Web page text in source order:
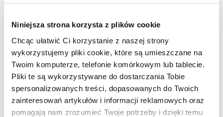
Niniejsza strona korzysta z plików cookie
Chcąc ułatwić Ci korzystanie z naszej strony
wykorzystujemy pliki cookie, które są umieszczane na
Twoim komputerze, telefonie komórkowym lub tablecie.
Pliki te są wykorzystywane do dostarczania Tobie
spersonalizowanych treści, dopasowanych do Twoich
zainteresowań artykułów i informacji reklamowych oraz
pomagają nam zrozumieć Twoje potrzeby i dzięki temu
MAREK DERYŁO - AUTOR ARTYKUŁU - PROFIL
Dziennikarz
Dziennikarz sportowy, w ostatnich latach
korespondent „Gazety Wyborczej” m.in. z
Wimbledonu i kortów Rolanda Garrosa. Miłośnik
historii oraz – zgodnie z wykształceniem – świata
finansów.